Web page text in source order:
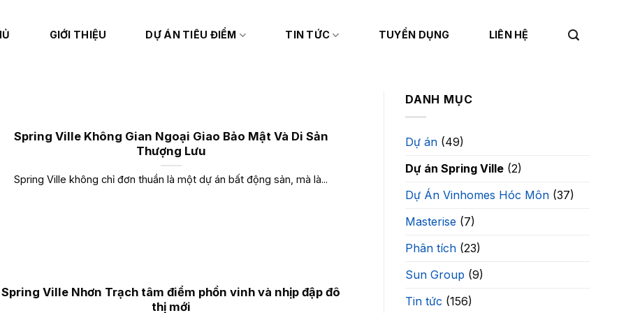
GIỚI THIỆU DỰ ÁN TIÊU ĐIỂM TIN TỨC TUYỂN DỤNG LIÊN HỆ
Spring Ville Không Gian Ngoại Giao Bảo Mật Và Di Sản
Thượng Lưu
Spring Ville không chỉ đơn thuần là một dự án bất động sản, mà là...
Spring Ville Nhơn Trạch tâm điểm phồn vinh và nhịp đập đô
thị mới
DANH MỤC
Dự án (49)
Dự án Spring Ville (2)
Dự Án Vinhomes Hóc Môn (37)
Masterise (7)
Phân tích (23)
Sun Group (9)
Tin tức (156)